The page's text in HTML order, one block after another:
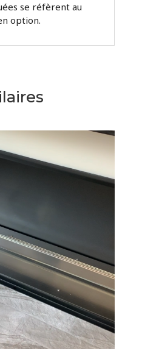
se réfèrent au
option.